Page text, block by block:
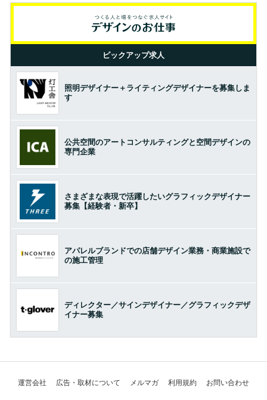
ピックアップ求人
照明デザイナー＋ライティングデザイナーを募集しま
す
公共空間のアートコンサルティングと空間デザインの
専門企業
さまざまな表現で活躍したいグラフィックデザイナー
募集【経験者・新卒】
アパレルブランドでの店舗デザイン業務・商業施設で
の施工管理
ディレクター／サインデザイナー／グラフィックデザ
イナー募集
運営会社 広告・取材について メルマガ 利用規約 お問い合わせ